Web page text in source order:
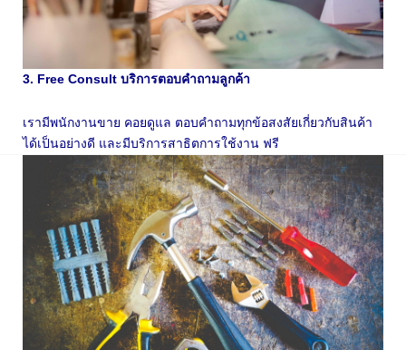
3. Free Consult บริการตอบคำถามลูกค้า
เรามีพนักงานขาย คอยดูแล ตอบคำถามทุกข้อสงสัยเกี่ยวกับสินค้า
ได้เป็นอย่างดี และมีบริการสาธิตการใช้งาน ฟรี